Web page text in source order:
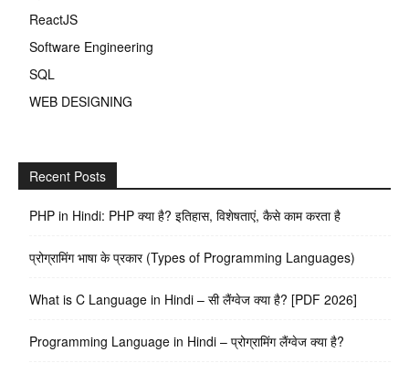
ReactJS
Software Engineering
SQL
WEB DESIGNING
Recent Posts
PHP in Hindi: PHP क्या है? इतिहास, विशेषताएं, कैसे काम करता है
प्रोग्रामिंग भाषा के प्रकार (Types of Programming Languages)
What is C Language in Hindi – सी लैंग्वेज क्या है? [PDF 2026]
Programming Language in Hindi – प्रोग्रामिंग लैंग्वेज क्या है?